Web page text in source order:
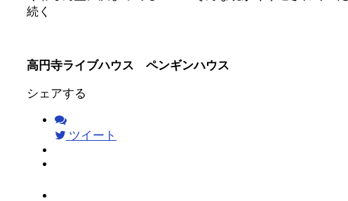
続く
高円寺ライブハウス ペンギンハウス
シェアする
ツイート